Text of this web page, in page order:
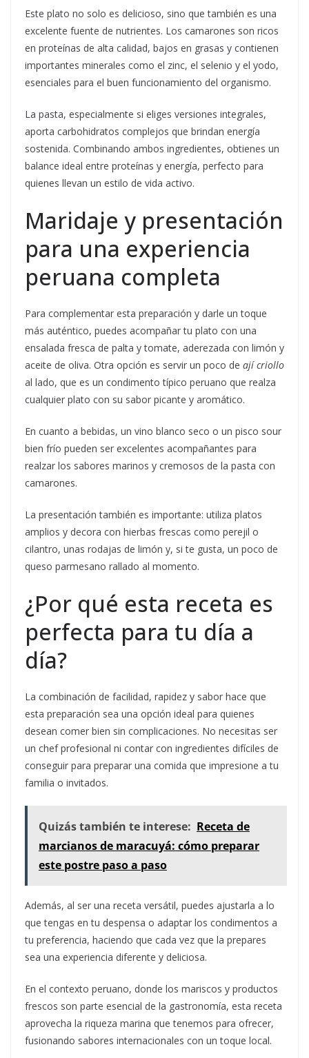
Este plato no solo es delicioso, sino que también es una
excelente fuente de nutrientes. Los camarones son ricos
en proteínas de alta calidad, bajos en grasas y contienen
importantes minerales como el zinc, el selenio y el yodo,
esenciales para el buen funcionamiento del organismo.
La pasta, especialmente si eliges versiones integrales,
aporta carbohidratos complejos que brindan energía
sostenida. Combinando ambos ingredientes, obtienes un
balance ideal entre proteínas y energía, perfecto para
quienes llevan un estilo de vida activo.
Maridaje y presentación
para una experiencia
peruana completa
Para complementar esta preparación y darle un toque
más auténtico, puedes acompañar tu plato con una
ensalada fresca de palta y tomate, aderezada con limón y
aceite de oliva. Otra opción es servir un poco de ají criollo
al lado, que es un condimento típico peruano que realza
cualquier plato con su sabor picante y aromático.
En cuanto a bebidas, un vino blanco seco o un pisco sour
bien frío pueden ser excelentes acompañantes para
realzar los sabores marinos y cremosos de la pasta con
camarones.
La presentación también es importante: utiliza platos
amplios y decora con hierbas frescas como perejil o
cilantro, unas rodajas de limón y, si te gusta, un poco de
queso parmesano rallado al momento.
¿Por qué esta receta es
perfecta para tu día a
día?
La combinación de facilidad, rapidez y sabor hace que
esta preparación sea una opción ideal para quienes
desean comer bien sin complicaciones. No necesitas ser
un chef profesional ni contar con ingredientes difíciles de
conseguir para preparar una comida que impresione a tu
familia o invitados.
Quizás también te interese: Receta de
marcianos de maracuyá: cómo preparar
este postre paso a paso
Además, al ser una receta versátil, puedes ajustarla a lo
que tengas en tu despensa o adaptar los condimentos a
tu preferencia, haciendo que cada vez que la prepares
sea una experiencia diferente y deliciosa.
En el contexto peruano, donde los mariscos y productos
frescos son parte esencial de la gastronomía, esta receta
aprovecha la riqueza marina que tenemos para ofrecer,
fusionando sabores internacionales con un toque local.